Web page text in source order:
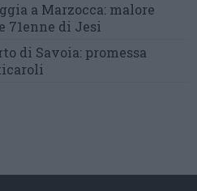
a Marzocca: malore
71enne di Jesi
di Savoia: promessa